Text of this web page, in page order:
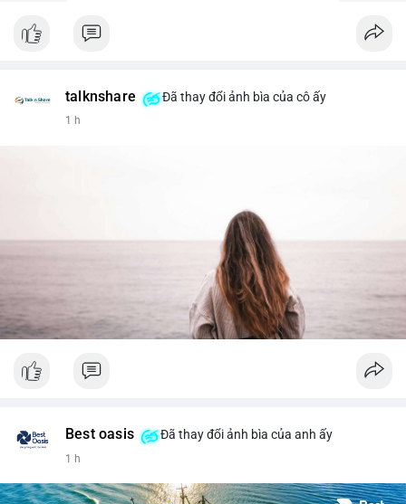
talknshare Đã thay đổi ảnh bìa của cô ấy
1 h
Best oasis Đã thay đổi ảnh bìa của anh ấy
1 h